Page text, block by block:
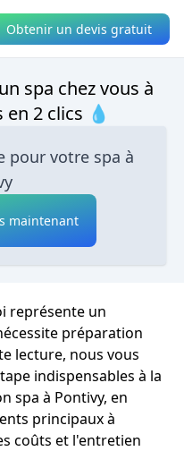
Obtenir un devis gratuit
spa chez vous à
en 2 clics 💧
pour votre spa à
maintenant
représente un
préparation
lecture, nous vous
indispensables à la
spa à Pontivy, en
principaux à
coûts et l'entretien